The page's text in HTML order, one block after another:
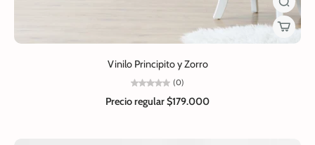
Vinilo Principito y Zorro
(0)
Precio regular$179.000